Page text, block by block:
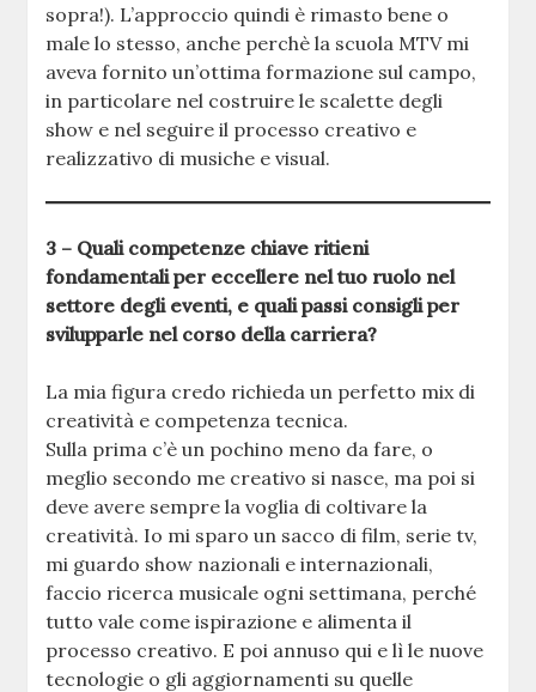
sopra!). L’approccio quindi è rimasto bene o
male lo stesso, anche perchè la scuola MTV mi
aveva fornito un’ottima formazione sul campo,
in particolare nel costruire le scalette degli
show e nel seguire il processo creativo e
realizzativo di musiche e visual.
3 – Quali competenze chiave ritieni
fondamentali per eccellere nel tuo ruolo nel
settore degli eventi, e quali passi consigli per
svilupparle nel corso della carriera?
La mia figura credo richieda un perfetto mix di
creatività e competenza tecnica.
Sulla prima c’è un pochino meno da fare, o
meglio secondo me creativo si nasce, ma poi si
deve avere sempre la voglia di coltivare la
creatività. Io mi sparo un sacco di film, serie tv,
mi guardo show nazionali e internazionali,
faccio ricerca musicale ogni settimana, perché
tutto vale come ispirazione e alimenta il
processo creativo. E poi annuso qui e lì le nuove
tecnologie o gli aggiornamenti su quelle